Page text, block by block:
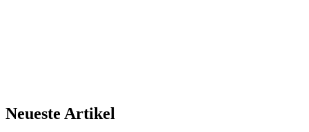
Neueste Artikel